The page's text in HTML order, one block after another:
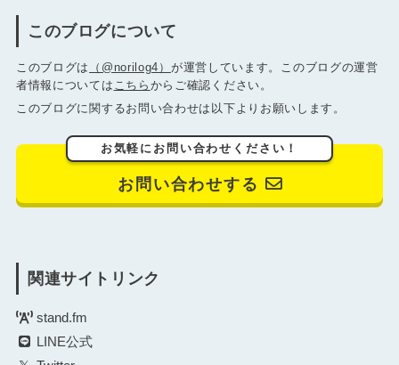
このブログについて
このブログは （@norilog4） が運営しています。このブログの運営
者情報については こちら からご確認ください。
このブログに関するお問い合わせは以下よりお願いします。
お気軽にお問い合わせください！
お問い合わせする
関連サイトリンク
stand.fm
LINE公式